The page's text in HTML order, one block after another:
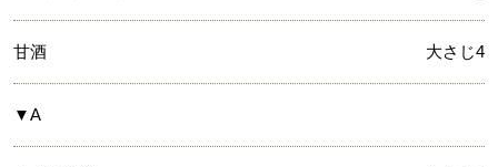
甘酒 大さじ4
▼A